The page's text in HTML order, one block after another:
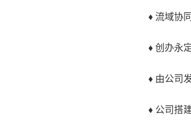
♦ 流域协同
♦ 创办永定
♦ 由公司发
♦ 公司搭建